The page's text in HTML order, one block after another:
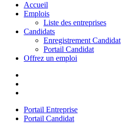
Accueil
Emplois
Liste des entreprises
Candidats
Enregistrement Candidat
Portail Candidat
Offrez un emploi
Portail Entreprise
Portail Candidat